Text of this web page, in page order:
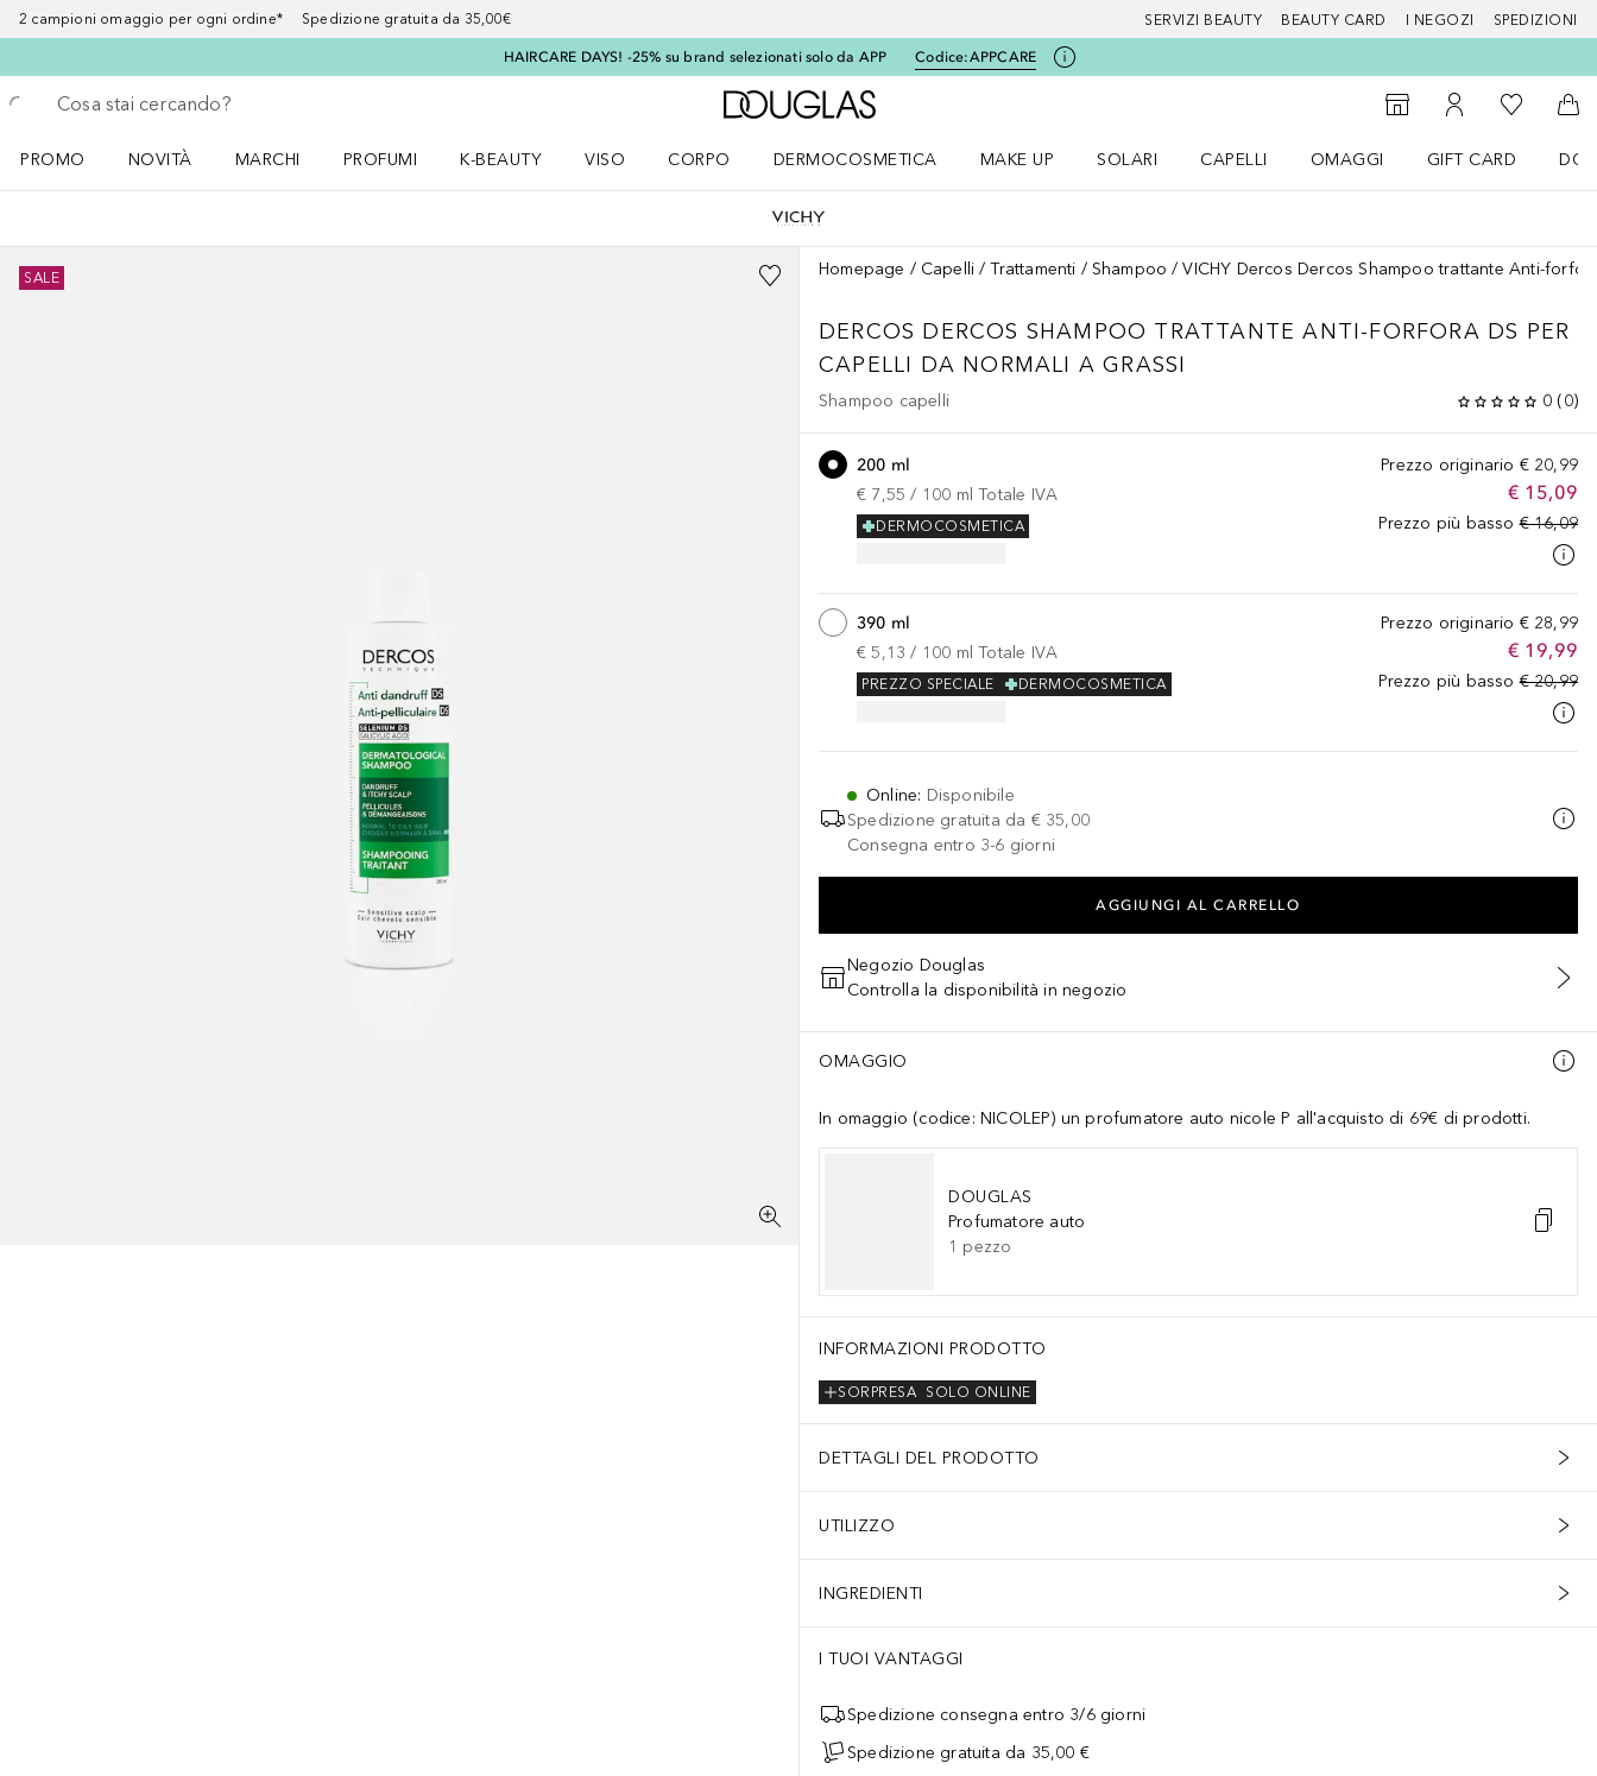
2 campioni omaggio per ogni ordine* Spedizione gratuita da 35,00€ SERVIZI BEAUTY BEAUTY CARD I NEGOZI SPEDIZIONI
HAIRCARE DAYS! -25% su brand selezionati solo da APP Codice:APPCARE
Torna indietro
Esegui ricerca
A Douglas Home
StorefinderAl Mio Account
Alla Mia
Al
PROMO
NOVITÀ
MARCHI
PROFUMI
K-BEAUTY
VISO
CORPO
DERMOCOSMETICA
MAKE UP
SOLARI
CAPELLI
OMAGGI
GIFT CARD
SALE Homepage Capelli Trattamenti Shampoo VICHY Dercos Dercos Shampoo trattante Anti-
DERCOS DERCOS SHAMPOO TRATTANTE ANTI-FORFORA DS PER
CAPELLI DA NORMALI A GRASSI
Shampoo capelli 0 (0)
Prezzo originario € 20,99
€ 15,09
Prezzo più basso € 16,09
200 ml
€ 7,55 / 100 ml Totale IVA
DERMOCOSMETICA
Prezzo originario € 28,99
€ 19,99
Prezzo più basso € 20,99
390 ml
€ 5,13 / 100 ml Totale IVA
DERMOCOSMETICA
PREZZO SPECIALE
Online: Disponibile
Spedizione gratuita da € 35,00
Consegna entro 3-6 giorni
AGGIUNGI AL CARRELLO
Negozio Douglas
Controlla la disponibilità in negozio
OMAGGIO
In omaggio (codice: NICOLEP) un profumatore auto nicole P all'acquisto di 69€ di prodotti.
DOUGLAS
Profumatore auto
1 pezzo
INFORMAZIONI PRODOTTO
SOLO ONLINE
SORPRESA
DETTAGLI DEL PRODOTTO
UTILIZZO
INGREDIENTI
I TUOI VANTAGGI
Spedizione consegna entro 3/6 giorni
Spedizione gratuita da 35,00 €